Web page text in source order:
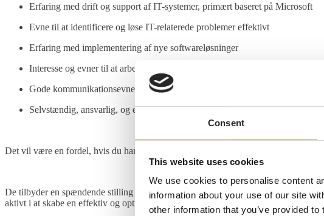
Consent
This website uses cookies
We use cookies to personalise content
information about your use of our site
other information that you’ve provided
Erfaring med drift og support af IT-systemer, primært baseret på Microsoft
Evne til at identificere og løse IT-relaterede problemer effektivt
Erfaring med implementering af nye softwareløsninger
Interesse og evner til at arbejde med ny teknologi til optimering af processer
Gode kommunikationsevner og kompetencer til at samarbejde med forskellige
Selvstændig, ansvarlig, og en struktureret tilgang til opgaverne
Det vil være en fordel, hvis du har kendskab til deres udlejningsplatform, Unik
De tilbyder en spændende stilling i en vækstorienteret virksomhed, hvor du har
aktivt i at skabe en effektiv og optimeret IT-infrastruktur.